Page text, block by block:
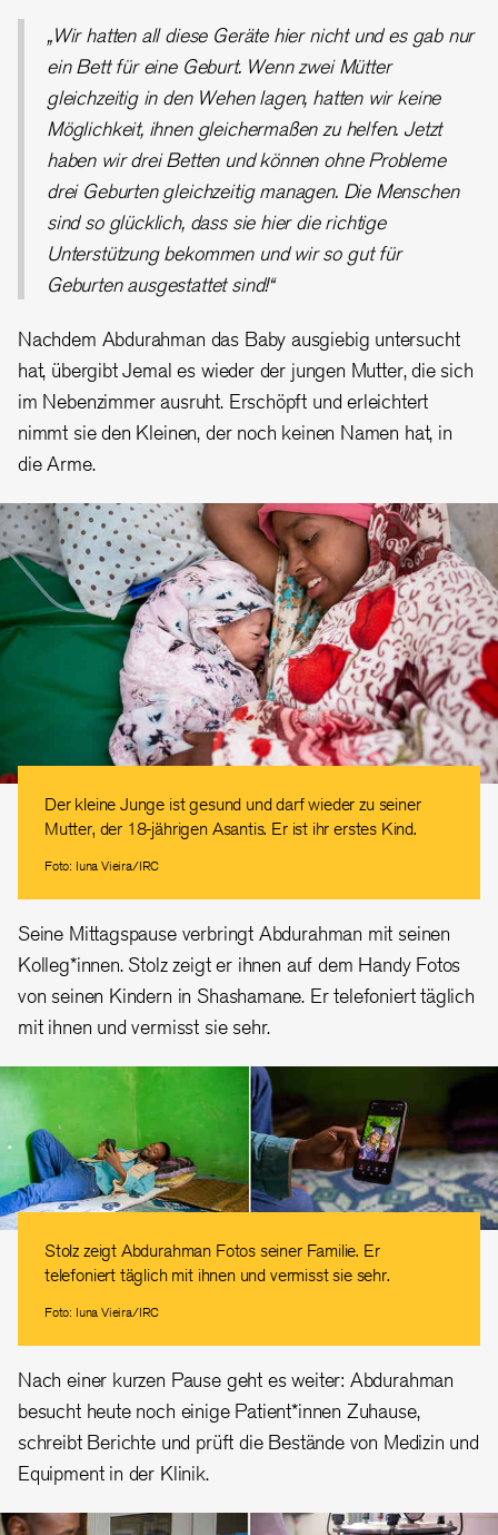
„Wir hatten all diese Geräte hier nicht und es gab nur
ein Bett für eine Geburt. Wenn zwei Mütter
gleichzeitig in den Wehen lagen, hatten wir keine
Möglichkeit, ihnen gleichermaßen zu helfen. Jetzt
haben wir drei Betten und können ohne Probleme
drei Geburten gleichzeitig managen. Die Menschen
sind so glücklich, dass sie hier die richtige
Unterstützung bekommen und wir so gut für
Geburten ausgestattet sind!“
Nachdem Abdurahman das Baby ausgiebig untersucht
hat, übergibt Jemal es wieder der jungen Mutter, die sich
im Nebenzimmer ausruht. Erschöpft und erleichtert
nimmt sie den Kleinen, der noch keinen Namen hat, in
die Arme.
Der kleine Junge ist gesund und darf wieder zu seiner
Mutter, der 18-jährigen Asantis. Er ist ihr erstes Kind.
Foto: Iuna Vieira/IRC
Seine Mittagspause verbringt Abdurahman mit seinen
Kolleg*innen. Stolz zeigt er ihnen auf dem Handy Fotos
von seinen Kindern in Shashamane. Er telefoniert täglich
mit ihnen und vermisst sie sehr.
Stolz zeigt Abdurahman Fotos seiner Familie. Er
telefoniert täglich mit ihnen und vermisst sie sehr.
Foto: Iuna Vieira/IRC
Nach einer kurzen Pause geht es weiter: Abdurahman
besucht heute noch einige Patient*innen Zuhause,
schreibt Berichte und prüft die Bestände von Medizin und
Equipment in der Klinik.